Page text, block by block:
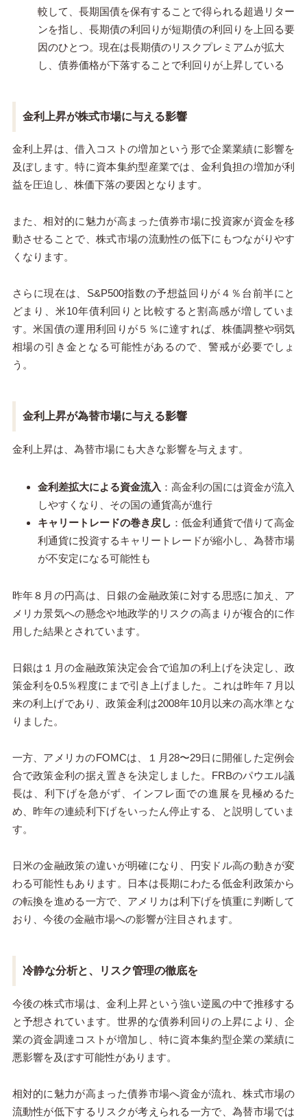
較して、長期国債を保有することで得られる超過リター
ンを指し、長期債の利回りが短期債の利回りを上回る要
因のひとつ。現在は長期債のリスクプレミアムが拡大
し、債券価格が下落することで利回りが上昇している
金利上昇が株式市場に与える影響
金利上昇は、借入コストの増加という形で企業業績に影響を
及ぼします。特に資本集約型産業では、金利負担の増加が利
益を圧迫し、株価下落の要因となります。
また、相対的に魅力が高まった債券市場に投資家が資金を移
動させることで、株式市場の流動性の低下にもつながりやす
くなります。
さらに現在は、S&P500指数の予想益回りが４％台前半にと
どまり、米10年債利回りと比較すると割高感が増していま
す。米国債の運用利回りが５％に達すれば、株価調整や弱気
相場の引き金となる可能性があるので、警戒が必要でしょ
う。
金利上昇が為替市場に与える影響
金利上昇は、為替市場にも大きな影響を与えます。
金利差拡大による資金流入 ：高金利の国には資金が流入
しやすくなり、その国の通貨高が進行
キャリートレードの巻き戻し ：低金利通貨で借りて高金
利通貨に投資するキャリートレードが縮小し、為替市場
が不安定になる可能性も
昨年８月の円高は、日銀の金融政策に対する思惑に加え、ア
メリカ景気への懸念や地政学的リスクの高まりが複合的に作
用した結果とされています。
日銀は１月の金融政策決定会合で追加の利上げを決定し、政
策金利を0.5％程度にまで引き上げました。これは昨年７月以
来の利上げであり、政策金利は2008年10月以来の高水準とな
りました。
一方、アメリカのFOMCは、１月28〜29日に開催した定例会
合で政策金利の据え置きを決定しました。FRBのパウエル議
長は、利下げを急がず、インフレ面での進展を見極めるた
め、昨年の連続利下げをいったん停止する、と説明していま
す。
日米の金融政策の違いが明確になり、円安ドル高の動きが変
わる可能性もあります。日本は長期にわたる低金利政策から
の転換を進める一方で、アメリカは利下げを慎重に判断して
おり、今後の金融市場への影響が注目されます。
冷静な分析と、リスク管理の徹底を
今後の株式市場は、金利上昇という強い逆風の中で推移する
と予想されています。世界的な債券利回りの上昇により、企
業の資金調達コストが増加し、特に資本集約型企業の業績に
悪影響を及ぼす可能性があります。
相対的に魅力が高まった債券市場へ資金が流れ、株式市場の
流動性が低下するリスクが考えられる一方で、為替市場では